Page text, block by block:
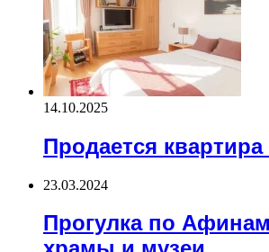
14.10.2025
Продается
23.03.2024
Прогулка по